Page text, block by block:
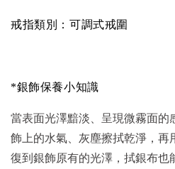
戒指類別：可調式戒圍
*銀飾保養小知識
當表面光澤黯淡、呈現微霧面的
飾上的水氣、灰塵擦拭乾淨，再
復到銀飾原有的光澤，拭銀布也